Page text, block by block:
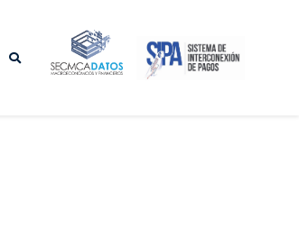
SECMCA
DATOS
SISTEMA DE
INTERCONEXIÓN
DE PAGOS